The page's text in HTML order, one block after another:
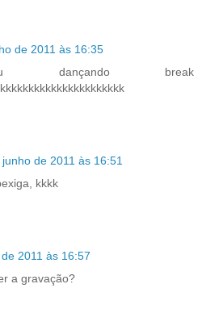
de 2011 às 16:35
dançando break
de 2011 às 16:51
kkkk
2011 às 16:57
a gravação?